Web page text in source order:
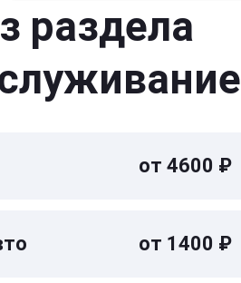
раздела
от 4600 ₽
от 1400 ₽